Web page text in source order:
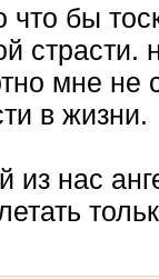
что бы
мне не
в жизни.
из нас